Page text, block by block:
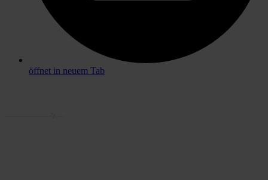
öffnet in neuem Tab